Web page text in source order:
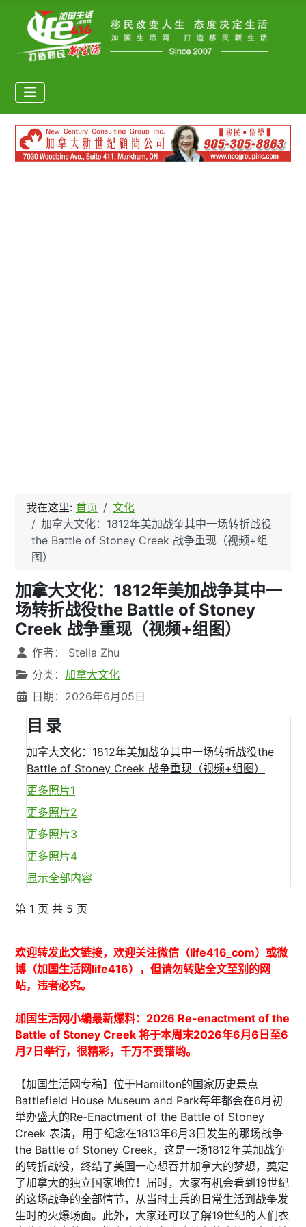
我在这里: 首页
文化
加拿大文化：1812年美加战争其中一场转折战役
the Battle of Stoney Creek 战争重现（视频+组
图）
加拿大文化：1812年美加战争其中一
场转折战役the Battle of Stoney
Creek 战争重现（视频+组图）
文章信息
作者： Stella Zhu
分类： 加拿大文化
日期：2026年6月05日
目 录
加拿大文化：1812年美加战争其中一场转折战役the
Battle of Stoney Creek 战争重现（视频+组图）
更多照片1
更多照片2
更多照片3
更多照片4
显示全部内容
第 1 页 共 5 页
欢迎转发此文链接，欢迎关注微信（life416_com）或微
博（加国生活网life416），但请勿转贴全文至别的网
站，违者必究。
加国生活网小编最新爆料：2026 Re-enactment of the
Battle of Stoney Creek 将于本周末2026年6月6日至6
月7日举行，很精彩，千万不要错哟。
【加国生活网专稿】位于Hamilton的国家历史景点
Battlefield House Museum and Park每年都会在6月初
举办盛大的Re-Enactment of the Battle of Stoney
Creek 表演，用于纪念在1813年6月3日发生的那场战争
the Battle of Stoney Creek，这是一场1812年美加战争
的转折战役，终结了美国一心想吞并加拿大的梦想，奠定
了加拿大的独立国家地位！届时，大家有机会看到19世纪
的这场战争的全部情节，从当时士兵的日常生活到战争发
生时的火爆场面。此外，大家还可以了解19世纪的人们衣